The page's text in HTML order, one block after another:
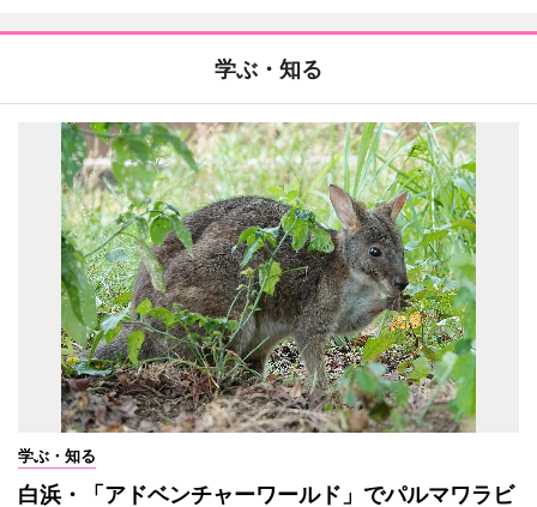
学ぶ・知る
学ぶ・知る
白浜・「アドベンチャーワールド」でパルマワラビ